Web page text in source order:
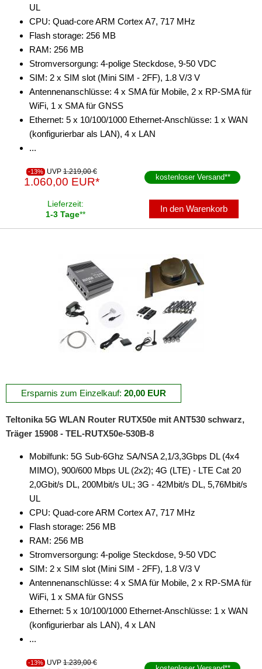
UL
CPU: Quad-core ARM Cortex A7, 717 MHz
Flash storage: 256 MB
RAM: 256 MB
Stromversorgung: 4-polige Steckdose, 9-50 VDC
SIM: 2 x SIM slot (Mini SIM - 2FF), 1.8 V/3 V
Antennenanschlüsse: 4 x SMA für Mobile, 2 x RP-SMA für
WiFi, 1 x SMA für GNSS
Ethernet: 5 x 10/100/1000 Ethernet-Anschlüsse: 1 x WAN
(konfigurierbar als LAN), 4 x LAN
...
-13% UVP 1.219,00 €
1.060,00 EUR* kostenloser Versand**
Lieferzeit:
1-3 Tage**
In den Warenkorb
Ersparnis zum Einzelkauf: 20,00 EUR
Teltonika 5G WLAN Router RUTX50e mit ANT530 schwarz,
Träger 15908 - TEL-RUTX50e-530B-8
Mobilfunk: 5G Sub-6Ghz SA/NSA 2,1/3,3Gbps DL (4x4
MIMO), 900/600 Mbps UL (2x2); 4G (LTE) - LTE Cat 20
2,0Gbit/s DL, 200Mbit/s UL; 3G - 42Mbit/s DL, 5,76Mbit/s
UL
CPU: Quad-core ARM Cortex A7, 717 MHz
Flash storage: 256 MB
RAM: 256 MB
Stromversorgung: 4-polige Steckdose, 9-50 VDC
SIM: 2 x SIM slot (Mini SIM - 2FF), 1.8 V/3 V
Antennenanschlüsse: 4 x SMA für Mobile, 2 x RP-SMA für
WiFi, 1 x SMA für GNSS
Ethernet: 5 x 10/100/1000 Ethernet-Anschlüsse: 1 x WAN
(konfigurierbar als LAN), 4 x LAN
...
-13% UVP 1.239,00 €